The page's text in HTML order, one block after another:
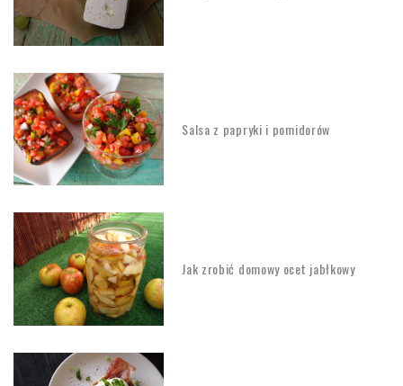
Salsa z papryki i pomidorów
Jak zrobić domowy ocet jabłkowy